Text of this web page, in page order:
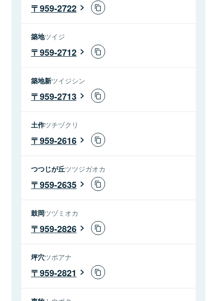
959-2722
築地ツイジ
959-2712
築地新ツイジシン
959-2713
土作ツチヅクリ
959-2616
つつじが丘ツツジガオカ
959-2635
鼓岡ツヅミオカ
959-2826
坪穴ツボアナ
959-2821